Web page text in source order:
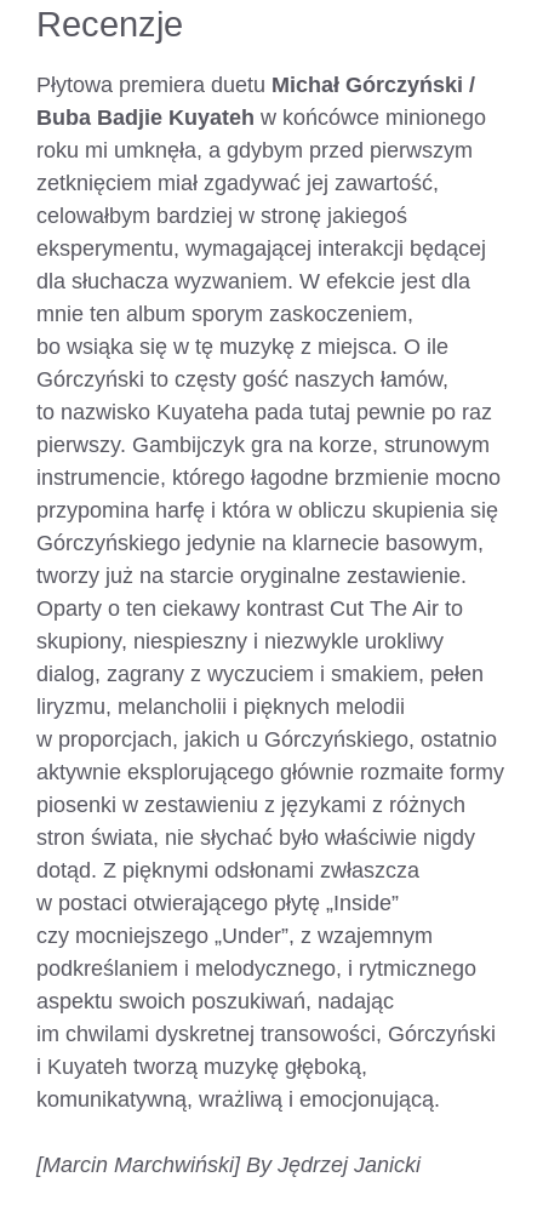
Recenzje
Płytowa premiera duetu Michał Górczyński /
Buba Badjie Kuyateh w końcówce minionego
roku mi umknęła, a gdybym przed pierwszym
zetknięciem miał zgadywać jej zawartość,
celowałbym bardziej w stronę jakiegoś
eksperymentu, wymagającej interakcji będącej
dla słuchacza wyzwaniem. W efekcie jest dla
mnie ten album sporym zaskoczeniem,
bo wsiąka się w tę muzykę z miejsca. O ile
Górczyński to częsty gość naszych łamów,
to nazwisko Kuyateha pada tutaj pewnie po raz
pierwszy. Gambijczyk gra na korze, strunowym
instrumencie, którego łagodne brzmienie mocno
przypomina harfę i która w obliczu skupienia się
Górczyńskiego jedynie na klarnecie basowym,
tworzy już na starcie oryginalne zestawienie.
Oparty o ten ciekawy kontrast Cut The Air to
skupiony, niespieszny i niezwykle urokliwy
dialog, zagrany z wyczuciem i smakiem, pełen
liryzmu, melancholii i pięknych melodii
w proporcjach, jakich u Górczyńskiego, ostatnio
aktywnie eksplorującego głównie rozmaite formy
piosenki w zestawieniu z językami z różnych
stron świata, nie słychać było właściwie nigdy
dotąd. Z pięknymi odsłonami zwłaszcza
w postaci otwierającego płytę „Inside”
czy mocniejszego „Under”, z wzajemnym
podkreślaniem i melodycznego, i rytmicznego
aspektu swoich poszukiwań, nadając
im chwilami dyskretnej transowości, Górczyński
i Kuyateh tworzą muzykę głęboką,
komunikatywną, wrażliwą i emocjonującą.
[Marcin Marchwiński] By Jędrzej Janicki